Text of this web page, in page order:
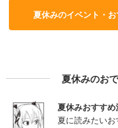
夏休みのイベント・
夏休みのお
夏休みおすすめ
夏に読みたいお